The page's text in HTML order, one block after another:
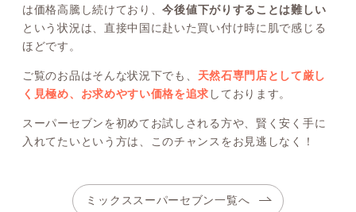
は価格高騰し続けており、今後値下がりすることは難しい
という状況は、直接中国に赴いた買い付け時に肌で感じる
ほどです。
ご覧のお品はそんな状況下でも、 天然石専門店として厳し
く見極め、お求めやすい価格を追求 しております。
スーパーセブンを初めてお試しされる方や、賢く安く手に
入れてたいという方は、このチャンスをお見逃しなく！
ミックススーパーセブン一覧へ